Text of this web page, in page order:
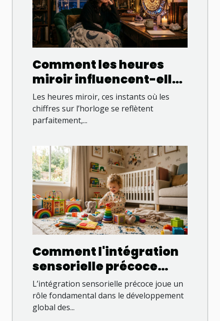
Comment les heures
miroir influencent-elles
votre quotidien ?
Les heures miroir, ces instants où les
chiffres sur l’horloge se reflètent
parfaitement,...
Comment l'intégration
sensorielle précoce
favorise le
développement
enfantin ?
L’intégration sensorielle précoce joue un
rôle fondamental dans le développement
global des...